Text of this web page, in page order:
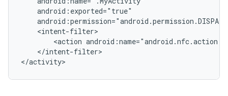
<action
</intent-filter>
</activity>